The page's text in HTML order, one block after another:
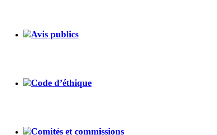
Avis publics
Code d’éthique
Comités et commissions